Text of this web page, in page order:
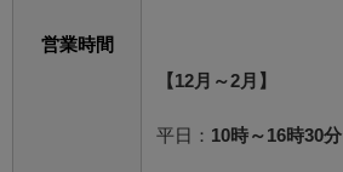
営業時間
【12月～2月】
平日： 10時～16時30分